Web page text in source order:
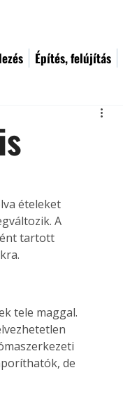
Építés, felújítás
ételeket
A
tartott
tele maggal.
de